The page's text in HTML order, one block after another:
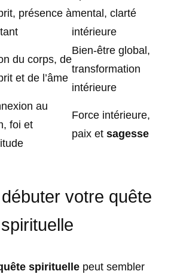
présence àmental, clarté
intérieure
du corps, de
et de l’âme
Bien-être global,
transformation
intérieure
au
foi et
Force intérieure,
paix et sagesse
votre quête
spirituelle
spirituelle peut sembler